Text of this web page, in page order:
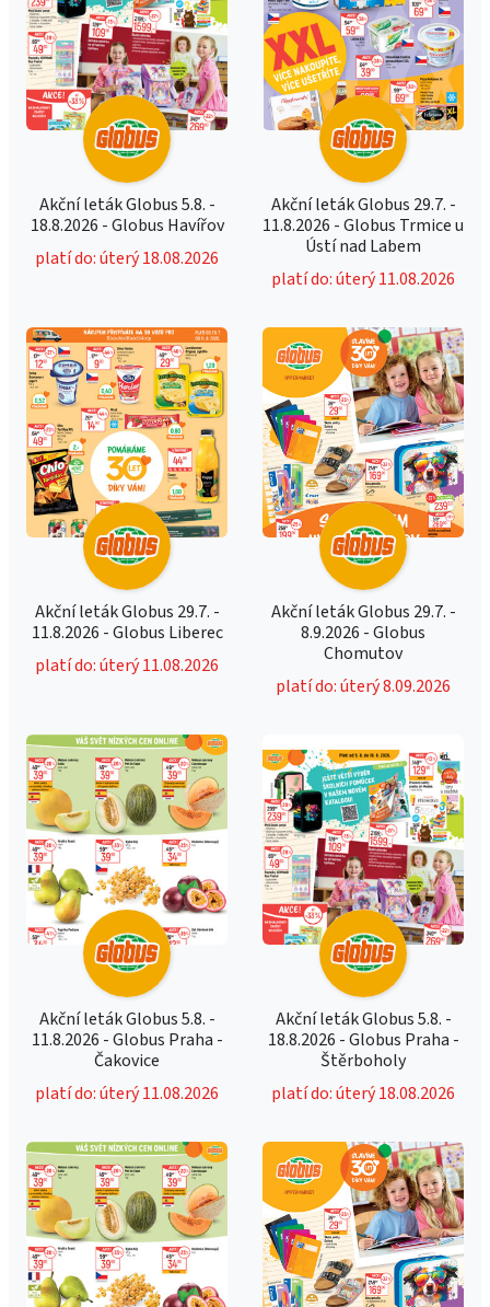
Akční leták Globus 5.8. -
18.8.2026 - Globus Havířov
platí do: úterý 18.08.2026
Akční leták Globus 29.7. -
11.8.2026 - Globus Trmice u
Ústí nad Labem
platí do: úterý 11.08.2026
Akční leták Globus 29.7. -
11.8.2026 - Globus Liberec
platí do: úterý 11.08.2026
Akční leták Globus 29.7. -
8.9.2026 - Globus
Chomutov
platí do: úterý 8.09.2026
Akční leták Globus 5.8. -
11.8.2026 - Globus Praha -
Čakovice
platí do: úterý 11.08.2026
Akční leták Globus 5.8. -
18.8.2026 - Globus Praha -
Štěrboholy
platí do: úterý 18.08.2026